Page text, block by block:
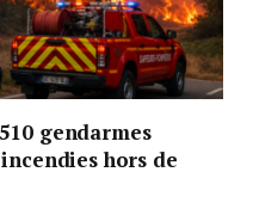
gendarmes
hors de